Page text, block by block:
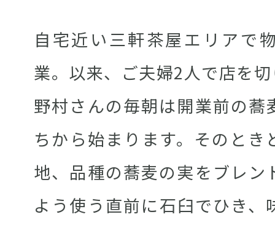
自宅近い三軒茶屋エリアで
業。以来、ご夫婦2人で店を
野村さんの毎朝は開業前の蕎
ちから始まります。そのとき
地、品種の蕎麦の実をブレン
よう使う直前に石臼でひき、